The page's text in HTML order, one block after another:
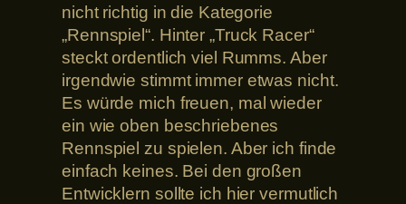
nicht richtig in die Kategorie
„Rennspiel“. Hinter „Truck Racer“
steckt ordentlich viel Rumms. Aber
irgendwie stimmt immer etwas nicht.
Es würde mich freuen, mal wieder
ein wie oben beschriebenes
Rennspiel zu spielen. Aber ich finde
einfach keines. Bei den großen
Entwicklern sollte ich hier vermutlich